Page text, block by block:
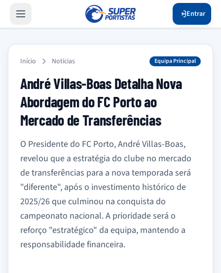
Entrar
Início Notícias Equipa Principal
André Villas-Boas Detalha Nova
Abordagem do FC Porto ao
Mercado de Transferências
O Presidente do FC Porto, André Villas-Boas,
revelou que a estratégia do clube no mercado
de transferências para a nova temporada será
"diferente", após o investimento histórico de
2025/26 que culminou na conquista do
campeonato nacional. A prioridade será o
reforço "estratégico" da equipa, mantendo a
responsabilidade financeira.